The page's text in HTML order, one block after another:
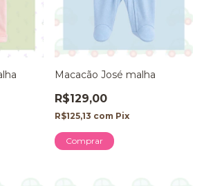
Macacão José malha
R$129,00
R$125,13 com Pix
Comprar